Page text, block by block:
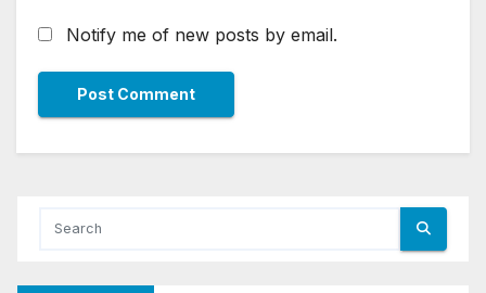
Notify me of new posts by email.